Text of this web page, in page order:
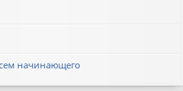
начинающего